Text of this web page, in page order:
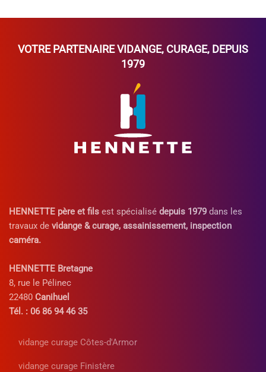
VOTRE PARTENAIREVIDANGE, CURAGE, DEPUIS
1979
HENNETTE père et fils est spécialisé depuis 1979 dans les
travaux de vidange & curage, assainissement, inspection
caméra.
HENNETTE Bretagne
8, rue le Pélinec
22480 Canihuel
Tél. : 06 86 94 46 35
vidange curage Côtes-d'Armor
vidange curage Finistère